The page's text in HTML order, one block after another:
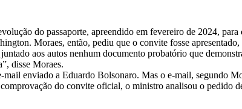
do passaporte, apreendido em fevereiro de 2024,
Moraes, então, pediu que o convite fosse
aos autos nenhum documento probatório que
disse Moraes.
enviado a Eduardo Bolsonaro. Mas o e-mail, segundo
do convite oficial, o ministro analisou o pedido